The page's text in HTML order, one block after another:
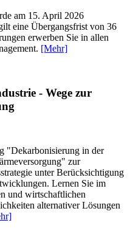
am 15. April 2026
eine Übergangsfrist von 36
erwerben Sie in allen
[Mehr]
- Wege zur
"Dekarbonisierung in der
zur
unter Berücksichtigung
Lernen Sie im
und wirtschaftlichen
alternativer Lösungen